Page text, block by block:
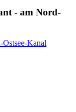
- am Nord-
Kanal